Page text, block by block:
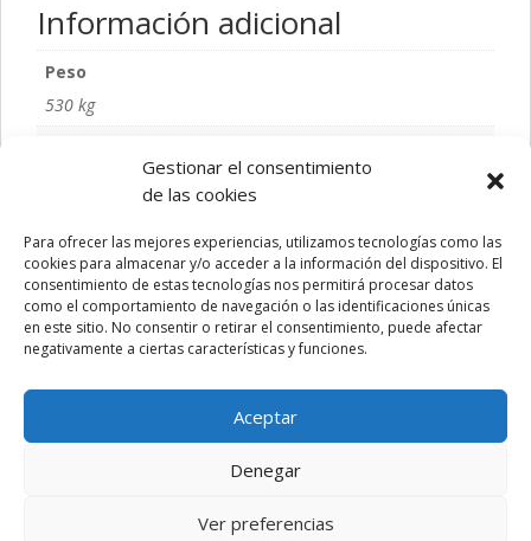
Gestionar el consentimiento
de las cookies
Para ofrecer las mejores experiencias, utilizamos tecnologías como las
cookies para almacenar y/o acceder a la información del dispositivo. El
consentimiento de estas tecnologías nos permitirá procesar datos
como el comportamiento de navegación o las identificaciones únicas
en este sitio. No consentir o retirar el consentimiento, puede afectar
negativamente a ciertas características y funciones.
Aceptar
Denegar
Ver preferencias
Información adicional
Peso
530 kg
S/T
PRODUCTOS RELACIONADOS